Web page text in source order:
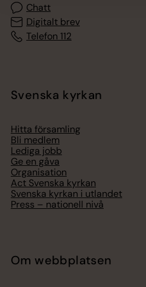
Chatt
Digitalt brev
Telefon 112
Svenska kyrkan
Hitta församling
Bli medlem
Lediga jobb
Ge en gåva
Organisation
Act Svenska kyrkan
Svenska kyrkan i utlandet
Press – nationell nivå
Om webbplatsen